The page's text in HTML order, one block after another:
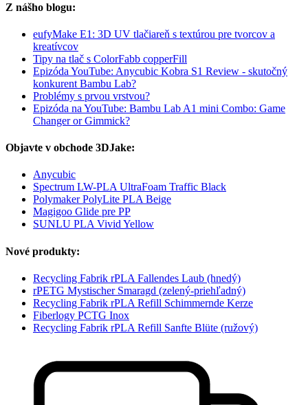
Z nášho blogu:
eufyMake E1: 3D UV tlačiareň s textúrou pre tvorcov a
kreatívcov
Tipy na tlač s ColorFabb copperFill
Epizóda YouTube: Anycubic Kobra S1 Review - skutočný
konkurent Bambu Lab?
Problémy s prvou vrstvou?
Epizóda na YouTube: Bambu Lab A1 mini Combo: Game
Changer or Gimmick?
Objavte v obchode 3DJake:
Anycubic
Spectrum LW-PLA UltraFoam Traffic Black
Polymaker PolyLite PLA Beige
Magigoo Glide pre PP
SUNLU PLA Vivid Yellow
Nové produkty:
Recycling Fabrik rPLA Fallendes Laub (hnedý)
rPETG Mystischer Smaragd (zelený-priehľadný)
Recycling Fabrik rPLA Refill Schimmernde Kerze
Fiberlogy PCTG Inox
Recycling Fabrik rPLA Refill Sanfte Blüte (ružový)